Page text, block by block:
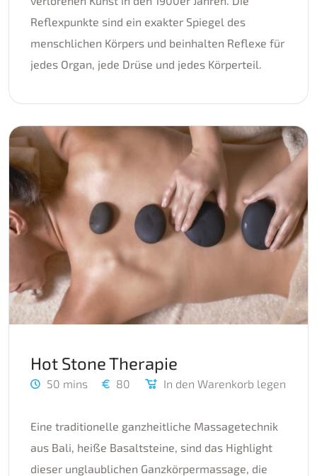
Reflexpunkte sind ein exakter Spiegel des
menschlichen Körpers und beinhalten Reflexe für
jedes Organ, jede Drüse und jedes Körperteil.
Hot Stone Therapie
50 mins 80 In den Warenkorb legen
Eine traditionelle ganzheitliche Massagetechnik
aus Bali, heiße Basaltsteine, sind das Highlight
dieser unglaublichen Ganzkörpermassage, die